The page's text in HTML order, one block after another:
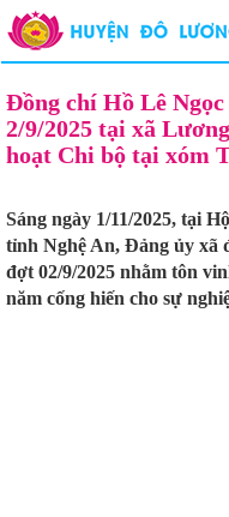
Đồng chí Hồ Lê
2/9/2025 tại xã
hoạt Chi bộ tại xóm
Sáng ngày 1/11/2025, tại
tỉnh Nghệ An, Đảng ủy xã
đợt 02/9/2025 nhằm tôn
năm cống hiến cho sự